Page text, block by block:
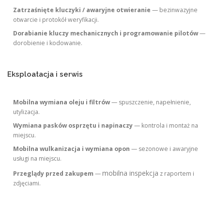
Zatrzaśnięte kluczyki / awaryjne otwieranie — bezinwazyjne
otwarcie i protokół weryfikacji.
Dorabianie kluczy mechanicznych i programowanie pilotów—
dorobienie i kodowanie.
Eksploatacja i serwis
Mobilna wymiana oleju i filtrów— spuszczenie, napełnienie,
utylizacja.
Wymiana pasków osprzętu i napinaczy— kontrola i montaż na
miejscu.
Mobilna wulkanizacja i wymiana opon — sezonowe i awaryjne
usługi na miejscu.
Przeglądy przed zakupem —mobilna inspekcja z raportem i
zdjęciami.